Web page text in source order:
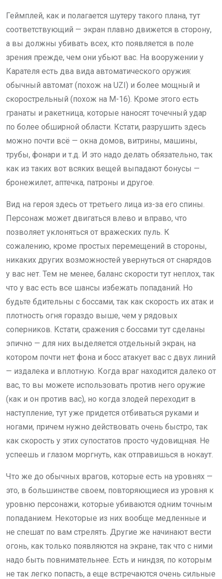
Геймплей, как и полагается шутеру такого плана, тут
соответствующий — экран плавно движется в сторону,
а вы должны убивать всех, кто появляется в поле
зрения прежде, чем они убьют вас. На вооружении у
Карателя есть два вида автоматического оружия:
обычный автомат (похож на UZI) и более мощный и
скорострельный (похож на M-16). Кроме этого есть
гранаты и ракетница, которые наносят точечный удар
по более обширной области. Кстати, разрушить здесь
можно почти всё — окна домов, витрины, машины,
трубы, фонари и т.д. И это надо делать обязательно, так
как из таких вот всяких вещей выпадают бонусы —
бронежилет, аптечка, патроны и другое.
Вид на героя здесь от третьего лица из-за его спины.
Персонаж может двигаться влево и вправо, что
позволяет уклоняться от вражеских пуль. К
сожалению, кроме простых перемещений в стороны,
никаких других возможностей увернуться от снарядов
у вас нет. Тем не менее, баланс скорости тут неплох, так
что у вас есть все шансы избежать попаданий. Но
будьте бдительны с боссами, так как скорость их атак и
плотность огня гораздо выше, чем у рядовых
соперников. Кстати, сражения с боссами тут сделаны
эпично — для них выделяется отдельный экран, на
котором почти нет фона и босс атакует вас с двух линий
— издалека и вплотную. Когда враг находится далеко от
вас, то вы можете использовать против него оружие
(как и он против вас), но когда злодей переходит в
наступление, тут уже придется отбиваться руками и
ногами, причем нужно действовать очень быстро, так
как скорость у этих супостатов просто чудовищная. Не
успеешь и глазом моргнуть, как отправишься в нокаут.
Что же до обычных врагов, которые есть на уровнях —
это, в большинстве своем, повторяющиеся из уровня к
уровню персонажи, которые убиваются одним точным
попаданием. Некоторые из них вообще медленные и
не спешат по вам стрелять. Другие же начинают вести
огонь, как только появляются на экране, так что с ними
надо быть повнимательнее. Есть и ниндзя, по которым
не так легко попасть, а еще встречаются очень сильные